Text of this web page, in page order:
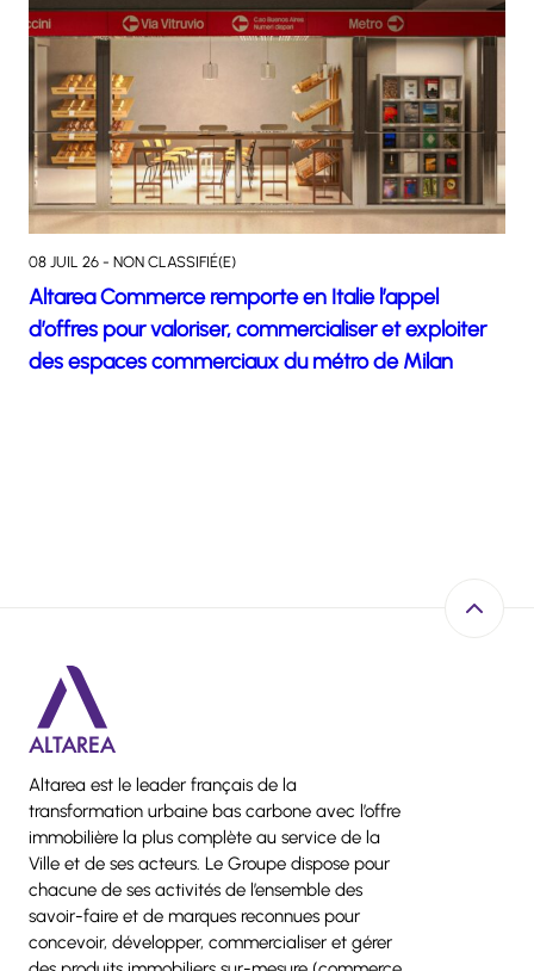
08 JUIL 26 - NON CLASSIFIÉ(E)
Altarea Commerce remporte en Italie l’appel
d’offres pour valoriser, commercialiser et exploiter
des espaces commerciaux du métro de Milan
Altarea est le leader français de la
transformation urbaine bas carbone avec l’offre
immobilière la plus complète au service de la
Ville et de ses acteurs. Le Groupe dispose pour
chacune de ses activités de l’ensemble des
savoir-faire et de marques reconnues pour
concevoir, développer, commercialiser et gérer
Retour